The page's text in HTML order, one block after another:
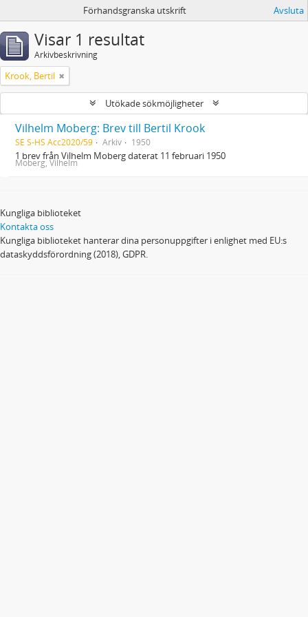
Förhandsgranska utskrift Avsluta
Visar 1 resultat
Arkivbeskrivning
Krook, Bertil
Utökade sökmöjligheter
Vilhelm Moberg: Brev till Bertil Krook
SE S-HS Acc2020/59 Arkiv 1950
1 brev från Vilhelm Moberg daterat 11 februari 1950
Moberg, Vilhelm
Kungliga biblioteket
Kontakta oss
Kungliga biblioteket hanterar dina personuppgifter i enlighet med EU:s
dataskyddsförordning (2018), GDPR.